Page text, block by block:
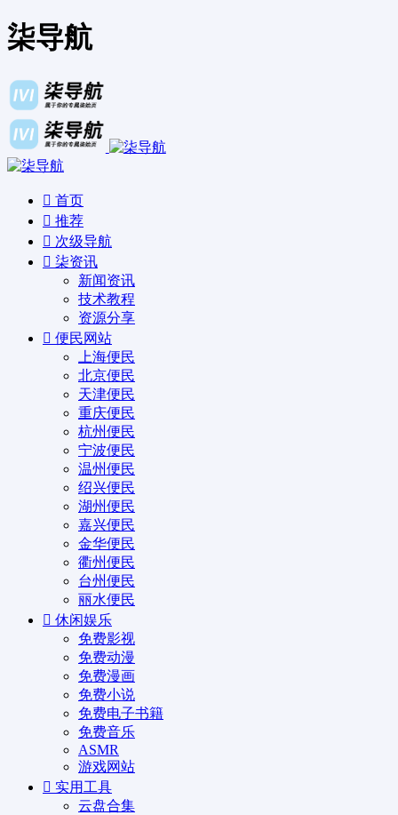
柒导航
首页
推荐
次级导航
柒资讯
新闻资讯
技术教程
资源分享
便民网站
上海便民
北京便民
天津便民
重庆便民
杭州便民
宁波便民
温州便民
绍兴便民
湖州便民
嘉兴便民
金华便民
衢州便民
台州便民
丽水便民
休闲娱乐
免费影视
免费动漫
免费漫画
免费小说
免费电子书籍
免费音乐
ASMR
游戏网站
实用工具
云盘合集